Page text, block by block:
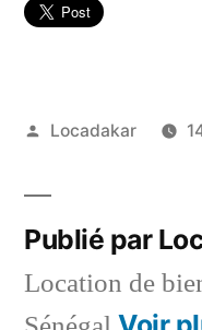
Publié
Locadakar
Publié par
Location de